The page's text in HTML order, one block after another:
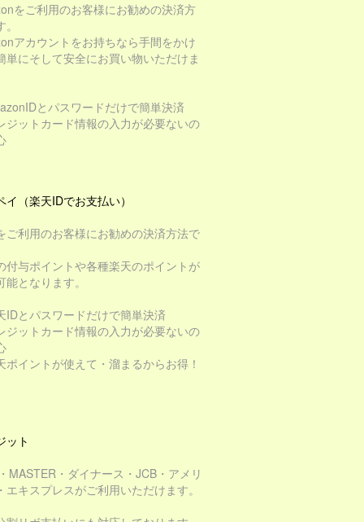
をご利用のお客様にお勧めの決済方
アカウントをお持ちなら手間をかけ
単にそして安全にお買い物いただけま
とパスワードだけで簡単決済
ジットカード情報の入力が必要ないの
イ（楽天IDでお支払い）
ご利用のお客様にお勧めの決済方法で
付与ポイントや各種楽天のポイントが
能となります。
IDとパスワードだけで簡単決済
ジットカード情報の入力が必要ないの
ポイントが使えて・溜まるからお得！
ット
MASTER・ダイナース・JCB・アメリ
エキスプレスがご利用いただけます。